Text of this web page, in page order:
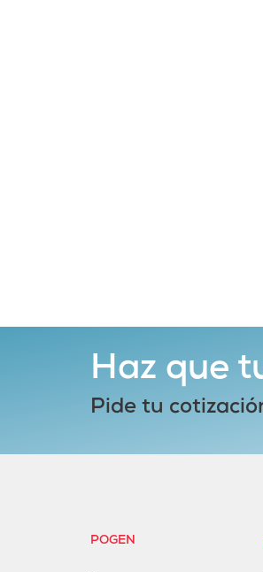
Haz que
Pide tu
POGEN